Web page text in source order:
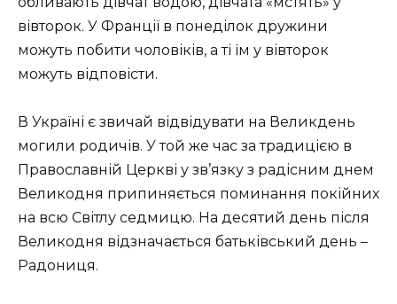
вівторок. У Франції в понеділок дружини
можуть побити чоловіків, а ті їм у вівторок
можуть відповісти.
В Україні є звичай відвідувати на Великдень
могили родичів. У той же час за традицією в
Православній Церкві у зв’язку з радісним днем ​​
Великодня припиняється поминання покійних
на всю Світлу седмицю. На десятий день після
Великодня відзначається батьківський день –
Радониця.